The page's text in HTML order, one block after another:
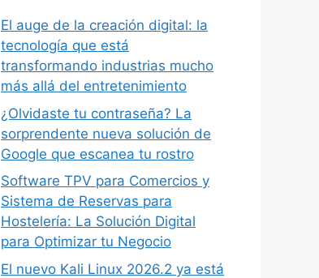
El auge de la creación digital: la
tecnología que está
transformando industrias mucho
más allá del entretenimiento
¿Olvidaste tu contraseña? La
sorprendente nueva solución de
Google que escanea tu rostro
Software TPV para Comercios y
Sistema de Reservas para
Hostelería: La Solución Digital
para Optimizar tu Negocio
El nuevo Kali Linux 2026.2 ya está